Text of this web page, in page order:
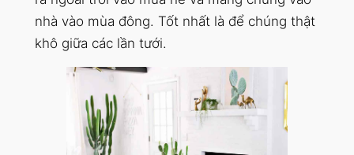
nhà vào mùa đông. Tốt nhất là để chúng thật
khô giữa các lần tưới.